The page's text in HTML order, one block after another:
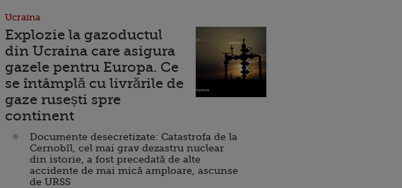
Ucraina
Explozie la gazoductul
din Ucraina care asigura
gazele pentru Europa. Ce
se întâmplă cu livrările de
gaze rusești spre
continent
Documente desecretizate: Catastrofa de la
Cernobîl, cel mai grav dezastru nuclear
din istorie, a fost precedată de alte
accidente de mai mică amploare, ascunse
de URSS